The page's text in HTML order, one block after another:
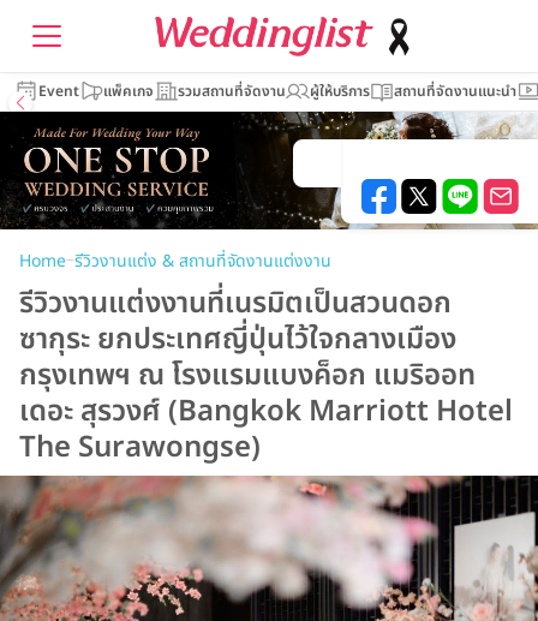
Event แพ็คเกจ รวมสถานที่จัดงาน ผู้ให้บริการ สถานที่จัดงานแนะนำ
Home–รีวิวงานแต่ง & สถานที่จัดงานแต่งงาน
รีวิวงานแต่งงานที่เนรมิตเป็นสวนดอก
ซากุระ ยกประเทศญี่ปุ่นไว้ใจกลางเมือง
กรุงเทพฯ ณ โรงแรมแบงค็อก แมริออท
เดอะ สุรวงศ์ (Bangkok Marriott Hotel
The Surawongse)